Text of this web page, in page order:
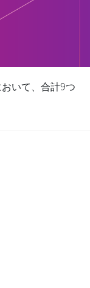
いて、合計9つ